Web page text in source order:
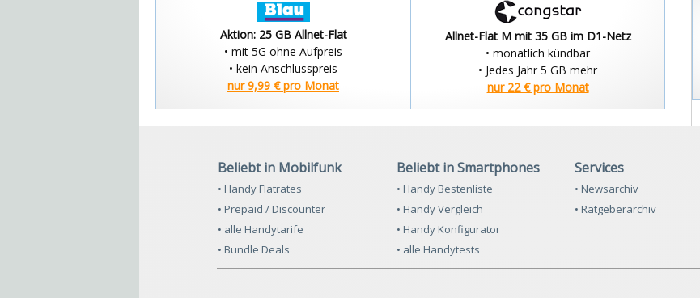
Aktion: 25 GB Allnet-Flat
• mit 5G ohne Aufpreis
• kein Anschlusspreis
nur 9,99 € pro Monat
Allnet-Flat M mit 35 GB im D1-Netz
• monatlich kündbar
• Jedes Jahr 5 GB mehr
nur 22 € pro Monat
Beliebt in Mobilfunk
• Handy Flatrates
• Prepaid / Discounter
• alle Handytarife
• Bundle Deals
Beliebt in Smartphones
• Handy Bestenliste
• Handy Vergleich
• Handy Konfigurator
• alle Handytests
Services
• Newsarchiv
• Ratgeberarchiv